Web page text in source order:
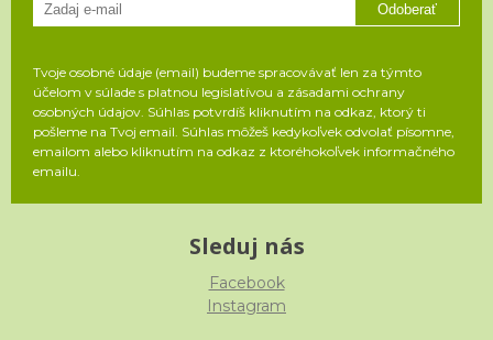
Odoberať
Tvoje osobné údaje (email) budeme spracovávať len za týmto
účelom v súlade s platnou legislatívou a zásadami ochrany
osobných údajov. Súhlas potvrdíš kliknutím na odkaz, ktorý ti
pošleme na Tvoj email. Súhlas môžeš kedykoľvek odvolať písomne,
emailom alebo kliknutím na odkaz z ktoréhokoľvek informačného
emailu.
Sleduj nás
Facebook
Instagram